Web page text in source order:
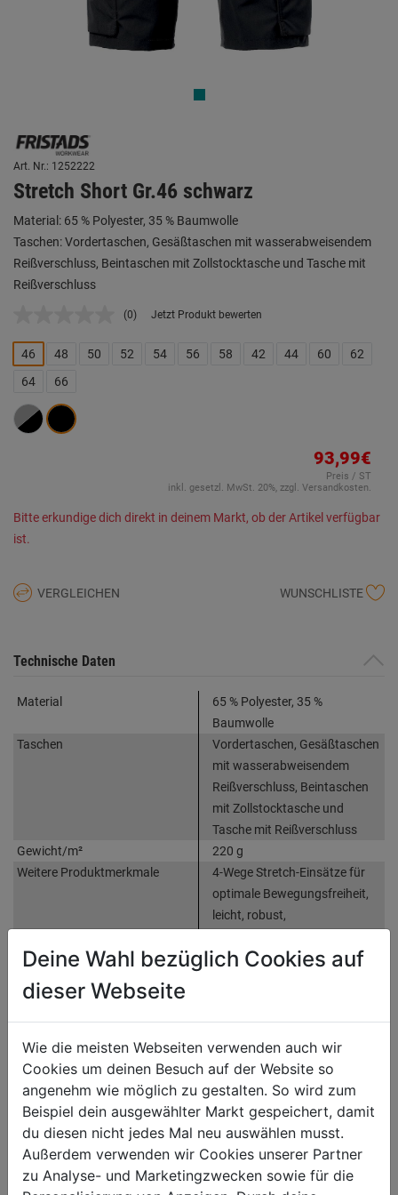
Art. Nr.: 1252222
Stretch Short Gr.46 schwarz
Material: 65 % Polyester, 35 % Baumwolle
Taschen: Vordertaschen, Gesäßtaschen mit wasserabweisendem
Reißverschluss, Beintaschen mit Zollstocktasche und Tasche mit
Reißverschluss
Kein
Link
auf
(0) Jetzt Produkt bewerten
46 48 50 52 54 56 58 42 44 60
62
64
66
93,99€
Preis / ST
inkl. gesetzl. MwSt. 20%, zzgl. Versandkosten.
Bitte erkundige dich direkt in deinem Markt, ob der Artikel verfügbar
ist.
VERGLEICHEN WUNSCHLISTE
Technische Daten
Material
65 % Polyester, 35 %
Baumwolle
Taschen
Vordertaschen, Gesäßtaschen
mit wasserabweisendem
Reißverschluss, Beintaschen
mit Zollstocktasche und
Tasche mit Reißverschluss
Gewicht/m²
220 g
Weitere Produktmerkmale
4-Wege Stretch-Einsätze für
optimale Bewegungsfreiheit,
leicht, robust,
trocknend, D-Ring, OEKO-TEX
Produktinformationen
Herstellerinformationen
Deine Wahl bezüglich Cookies auf
dieser Webseite
Wie die meisten Webseiten verwenden auch wir
Cookies um deinen Besuch auf der Website so
angenehm wie möglich zu gestalten. So wird zum
Beispiel dein ausgewählter Markt gespeichert, damit
du diesen nicht jedes Mal neu auswählen musst.
Außerdem verwenden wir Cookies unserer Partner
zu Analyse- und Marketingzwecken sowie für die